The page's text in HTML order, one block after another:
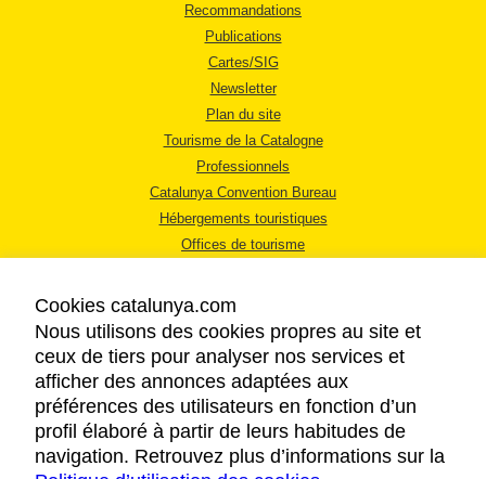
Recommandations
Publications
Cartes/SIG
Newsletter
Plan du site
Tourisme de la Catalogne
Professionnels
Catalunya Convention Bureau
Hébergements touristiques
Offices de tourisme
MENTIONS LÉGALES
RÈGLES DE CONFIDENTIALITÉ
COOKIES
Cookies catalunya.com
Nous utilisons des cookies propres au site et
ceux de tiers pour analyser nos services et
afficher des annonces adaptées aux
préférences des utilisateurs en fonction d’un
profil élaboré à partir de leurs habitudes de
navigation. Retrouvez plus d’informations sur la